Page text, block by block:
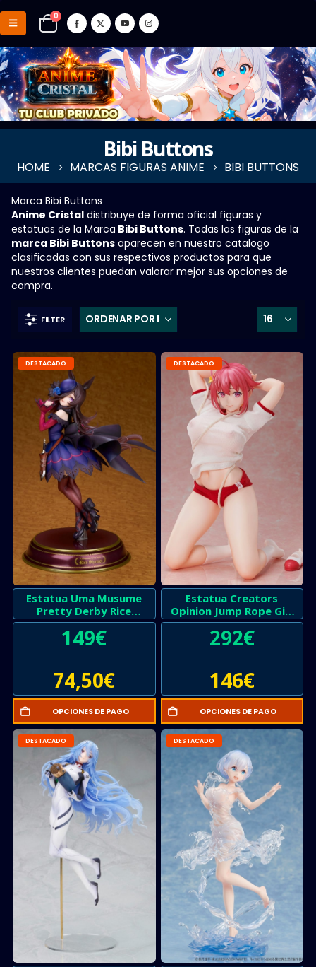
0
Bibi Buttons
HOME MARCAS FIGURAS ANIME BIBI BUTTONS
Marca Bibi Buttons
Anime Cristal distribuye de forma oficial figuras y
estatuas de la Marca Bibi Buttons. Todas las figuras de la
marca Bibi Buttons aparecen en nuestro catalogo
clasificadas con sus respectivos productos para que
nuestros clientes puedan valorar mejor sus opciones de
compra.
FILTER
DESTACADO
Estatua Uma Musume
Pretty Derby Rice
Shower
149€
74,50€
OPCIONES DE PAGO
DESTACADO
Estatua Creators
Opinion Jump Rope Girl
Hana
292€
146€
OPCIONES DE PAGO
DESTACADO DESTACADO